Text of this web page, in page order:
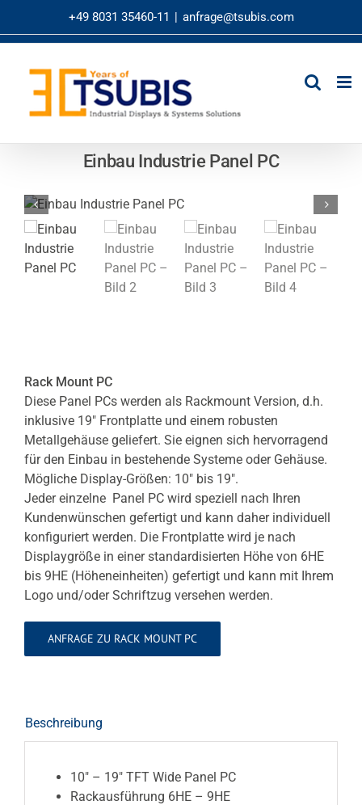
springen
+49 8031 35460-11 | anfrage@tsubis.com
Einbau Industrie Panel PC
Rack Mount PC
Diese Panel PCs werden als Rackmount Version, d.h.
inklusive 19″ Frontplatte und einem robusten
Metallgehäuse geliefert. Sie eignen sich hervorragend
für den Einbau in bestehende Systeme oder Gehäuse.
Mögliche Display-Größen: 10″ bis 19″.
Jeder einzelne Panel PC wird speziell nach Ihren
Kundenwünschen gefertigt und kann daher individuell
konfiguriert werden. Die Frontplatte wird je nach
Displaygröße in einer standardisierten Höhe von 6HE
bis 9HE (Höheneinheiten) gefertigt und kann mit Ihrem
Logo und/oder Schriftzug versehen werden.
ANFRAGE ZU RACK MOUNT PC
Beschreibung
10″ – 19″ TFT Wide Panel PC
Rackausführung 6HE – 9HE